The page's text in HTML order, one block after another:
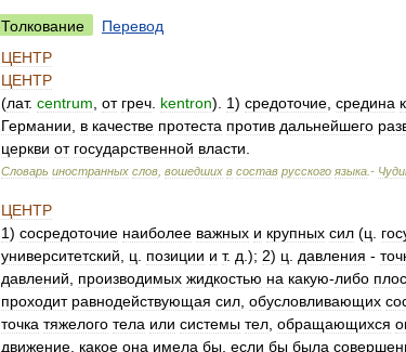
Толкование
Перевод
ЦЕНТР
ЦЕНТР
(лат. centrum от греч kentron). 1) средоточие средина
Германии
в качестве протеста против дальнейшего
церкви от государственной власти
Словарь иностранных слов вошедших в состав русского языка .-
ЦЕНТР
1) сосредоточие наиболее важных и крупных сил (ц
университетский
ц позиции и т. д .); 2) ц давления -
давлений
производимых жидкостью на какую-либо
проходит равнодействующая сил обусловливающих
точка тяжелого тела или системы тел обращающихся
движение какое она имела бы если бы была